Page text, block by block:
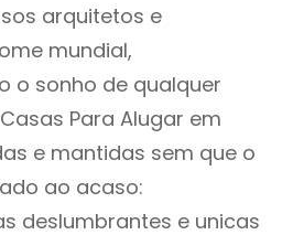
arquitetos e
mundial,
o sonho de qualquer
Para Alugar em
e mantidas sem que o
ao acaso:
deslumbrantes e unicas